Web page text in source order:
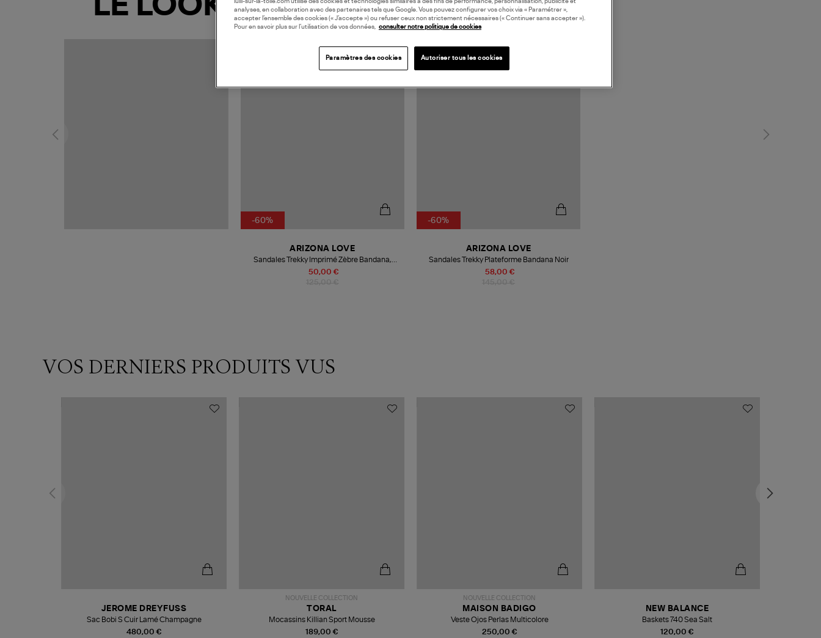
-60%
50,00 €
ARIZONA LOVE
Sandales Trekky Imprimé Zèbre Bandana,
Exclusivité Lulli
-60%
58,00 €
ARIZONA LOVE
Sandales Trekky Plateforme Bandana Noir
VOS DERNIERS PRODUITS VUS
480,00 €
JEROME DREYFUSS
Sac Bobi S Cuir Lamé Champagne
NOUVELLE COLLECTION
189,00 €
TORAL
Mocassins Killian Sport Mousse
NOUVELLE COLLECTION
250,00 €
MAISON BADIGO
Veste Ojos Perlas Multicolore
120,00 €
NEW BALANCE
Baskets 740 Sea Salt
lulli-sur-la-toile.com utilise des cookies et technologies similaires à des fins de performance, personnalisation, publicité et
analyses, en collaboration avec des partenaires tels que Google. Vous pouvez configurer vos choix via « Paramétrer »,
accepter l’ensemble des cookies (« J’accepte ») ou refuser ceux non strictement nécessaires (« Continuer sans accepter »).
Pour en savoir plus sur l’utilisation de vos données, consulter notre politique de cookies
Paramètres des cookies Autoriser tous les cookies